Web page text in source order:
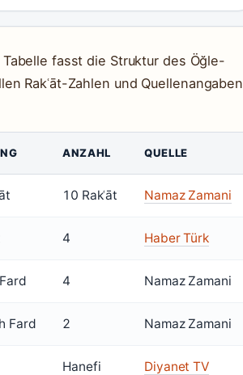
fasst die Struktur des Öğle-
Rakʿāt-Zahlen und Quellenangaben
ANZAHL QUELLE
10 Rakʿāt Namaz Zamani
4 Haber Türk
4 Namaz Zamani
Fard 2 Namaz Zamani
Hanefi Diyanet TV